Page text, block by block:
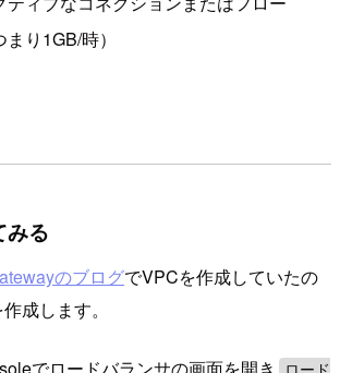
り1GB/時）
みる
のブログでVPCを作成していたの
成します。
ロード